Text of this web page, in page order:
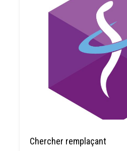
Chercher remplaçant